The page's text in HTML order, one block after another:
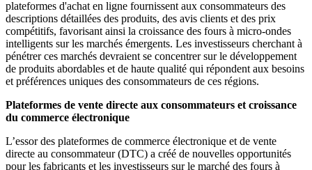
plateformes d'achat en ligne fournissent aux consommateurs des
descriptions détaillées des produits, des avis clients et des prix
compétitifs, favorisant ainsi la croissance des fours à micro-ondes
intelligents sur les marchés émergents. Les investisseurs cherchant à
pénétrer ces marchés devraient se concentrer sur le développement
de produits abordables et de haute qualité qui répondent aux besoins
et préférences uniques des consommateurs de ces régions.
Plateformes de vente directe aux consommateurs et croissance
du commerce électronique
L’essor des plateformes de commerce électronique et de vente
directe au consommateur (DTC) a créé de nouvelles opportunités
pour les fabricants et les investisseurs sur le marché des fours à